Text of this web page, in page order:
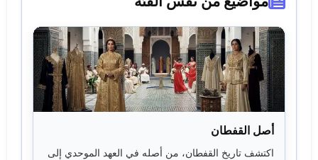
أصل القفطان
اكتشف تاريخ القفطان، من أصله في العهد الموحدي إلى